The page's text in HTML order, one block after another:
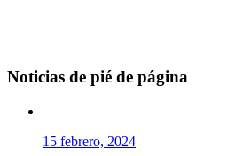
Noticias de pié de página
15 febrero, 2024